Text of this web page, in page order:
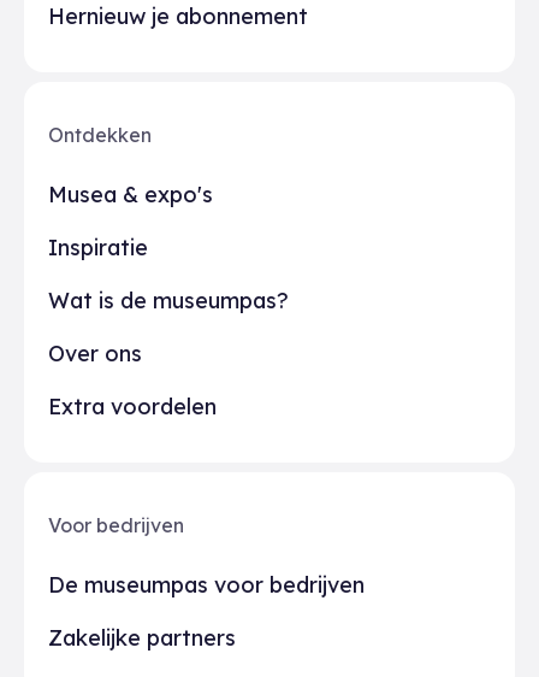
Ontdekken
Musea & expo's
Inspiratie
Wat is de museumpas?
Over ons
Extra voordelen
Voor bedrijven
De museumpas voor bedrijven
Zakelijke partners
Hernieuw je abonnement